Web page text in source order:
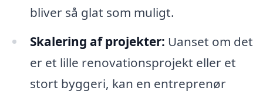
bliver så glat som muligt.
Skalering af projekter: Uanset om det
er et lille renovationsprojekt eller et
stort byggeri, kan en entreprenør